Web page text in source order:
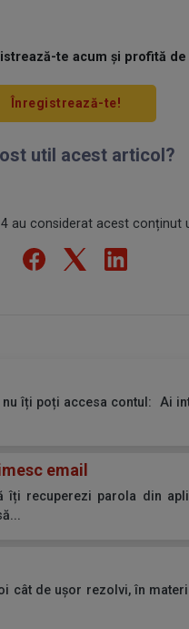
te acum și profită
Înregistrează-te!
util acest articol?
au considerat acest conținut
îți poți accesa contul: Ai
email
îți recuperezi parola din
cât de ușor rezolvi, în